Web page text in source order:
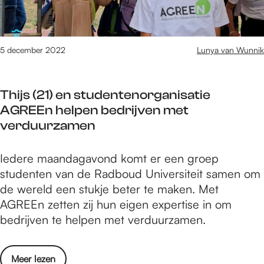
e
g
e
‘
m
i
n
b
u
d
d
o
t
o
u
d
y
N
i
m
e
g
e
n
s
e
e
r
h
e
t
b
j
z
o
n
d
r
e
m
(
5
o
r
g
n
i
s
e
e
t
Thijs (21) en studentenorganisatie
AGREEn helpen bedrijven met
verduurzamen
5 december 2022 Lunya van Wunnik
T
h
i
j
s
2
Iedere maandagavond komt er een groep
studenten van de Radboud Universiteit samen om
de wereld een stukje beter te maken. Met
AGREEn zetten zij hun eigen expertise in om
bedrijven te helpen met verduurzamen.
Meer lezen
o